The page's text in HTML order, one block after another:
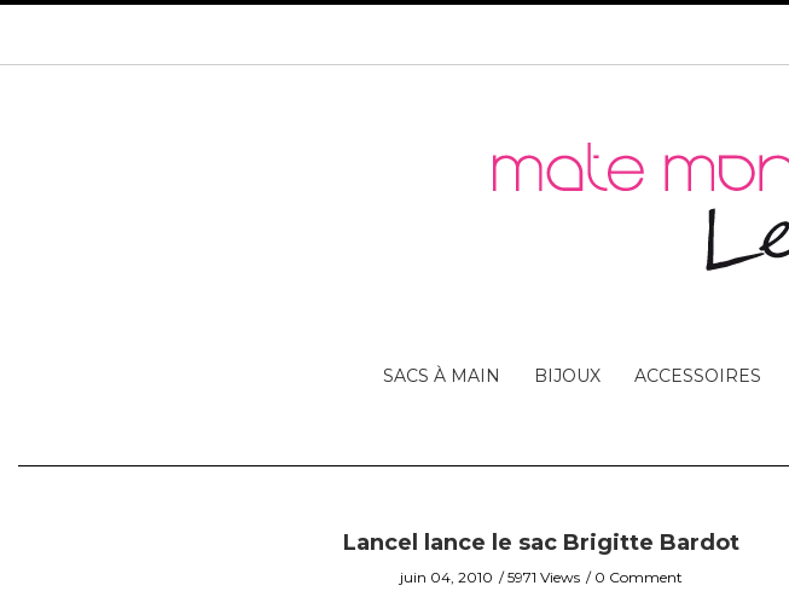
SACS À MAIN BIJOUX ACCESSOIRES
Lancel lance le sac Brigitte Bardot
juin 04, 2010 5971 Views 0 Comment